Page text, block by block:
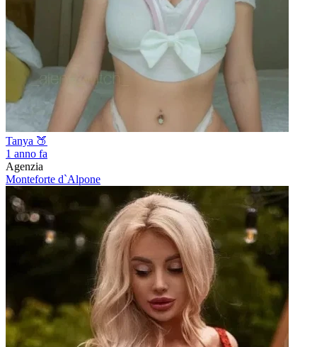
Tanya 🍑
1 anno fa
Agenzia
Monteforte d`Alpone